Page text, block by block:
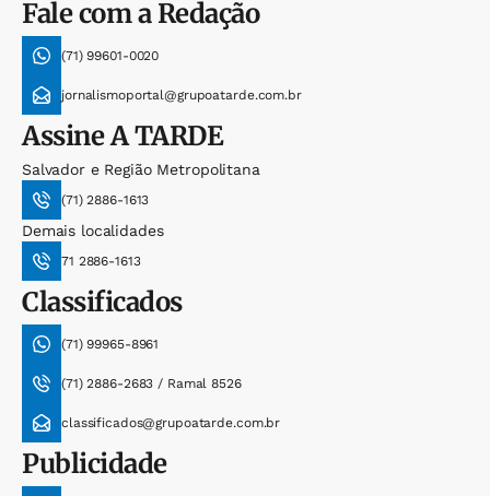
Fale com a Redação
(71) 99601-0020
jornalismoportal@grupoatarde.com.br
AssineA TARDE
Salvador e Região Metropolitana
(71) 2886-1613
Demais localidades
71 2886-1613
Classificados
(71) 99965-8961
(71) 2886-2683 / Ramal 8526
classificados@grupoatarde.com.br
Publicidade